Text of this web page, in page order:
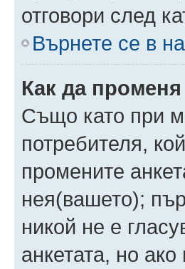
отговори след
Върнете се в
Как да
Също като при
потребителя,
промените
нея(вашето);
никой не е
анкетата, но